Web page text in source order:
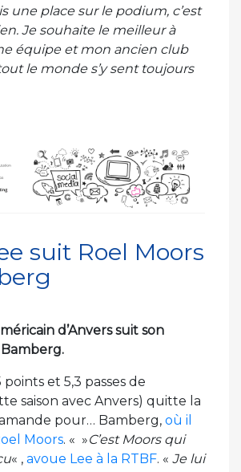
une place sur le podium, c’est
Je souhaite le meilleur à
équipe et mon ancien club
le monde s’y sent toujours
suit Roel Moors
d’Anvers suit son
points et 5,3 passes de
saison avec Anvers) quitte la
pour… Bamberg, où il
Moors. « »C’est Moors qui
« , avoue Lee à la RTBF. « Je lui